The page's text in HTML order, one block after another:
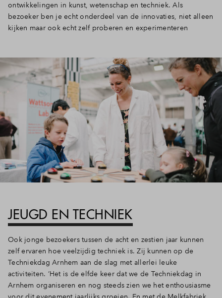
Inloggen
ontwikkelingen in kunst, wetenschap en techniek. Als
bezoeker ben je echt onderdeel van de innovaties, niet alleen
kijken maar ook echt zelf proberen en experimenteren
JEUGD EN TECHNIEK
Ook jonge bezoekers tussen de acht en zestien jaar kunnen
zelf ervaren hoe veelzijdig techniek is. Zij kunnen op de
Techniekdag Arnhem aan de slag met allerlei leuke
activiteiten. ‘Het is de elfde keer dat we de Techniekdag in
Arnhem organiseren en nog steeds zien we het enthousiasme